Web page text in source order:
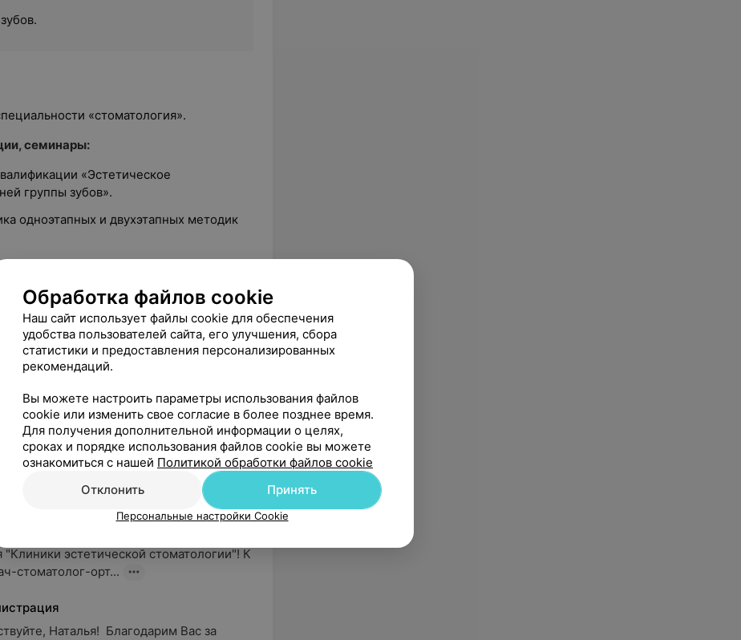
«стоматология».
семинары:
«Эстетическое
группы зубов».
одноэтапных и двухэтапных методик
регистраторов окклюзии.
протеза».
керамических реставраций в
семинарах и конференциях:
стоматологический форум.
положительные эмоции после
эстетической стоматологии"! К
стоматолог-орт...
Наталья!  Благодарим Вас за
Обработка файлов cookie
Наш сайт использует файлы cookie для обеспечения
удобства пользователей сайта, его улучшения, сбора
статистики и предоставления персонализированных
рекомендаций.
Вы можете настроить параметры использования файлов
cookie или изменить свое согласие в более позднее время.
Для получения дополнительной информации о целях,
сроках и порядке использования файлов cookie вы можете
ознакомиться с нашей Политикой обработки файлов cookie
Отклонить
Принять
Персональные настройки Cookie